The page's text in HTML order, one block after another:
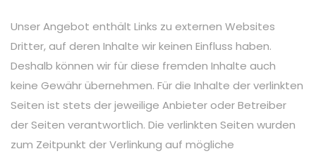
Unser Angebot enthält Links zu externen Websites
Dritter, auf deren Inhalte wir keinen Einfluss haben.
Deshalb können wir für diese fremden Inhalte auch
keine Gewähr übernehmen. Für die Inhalte der verlinkten
Seiten ist stets der jeweilige Anbieter oder Betreiber
der Seiten verantwortlich. Die verlinkten Seiten wurden
zum Zeitpunkt der Verlinkung auf mögliche